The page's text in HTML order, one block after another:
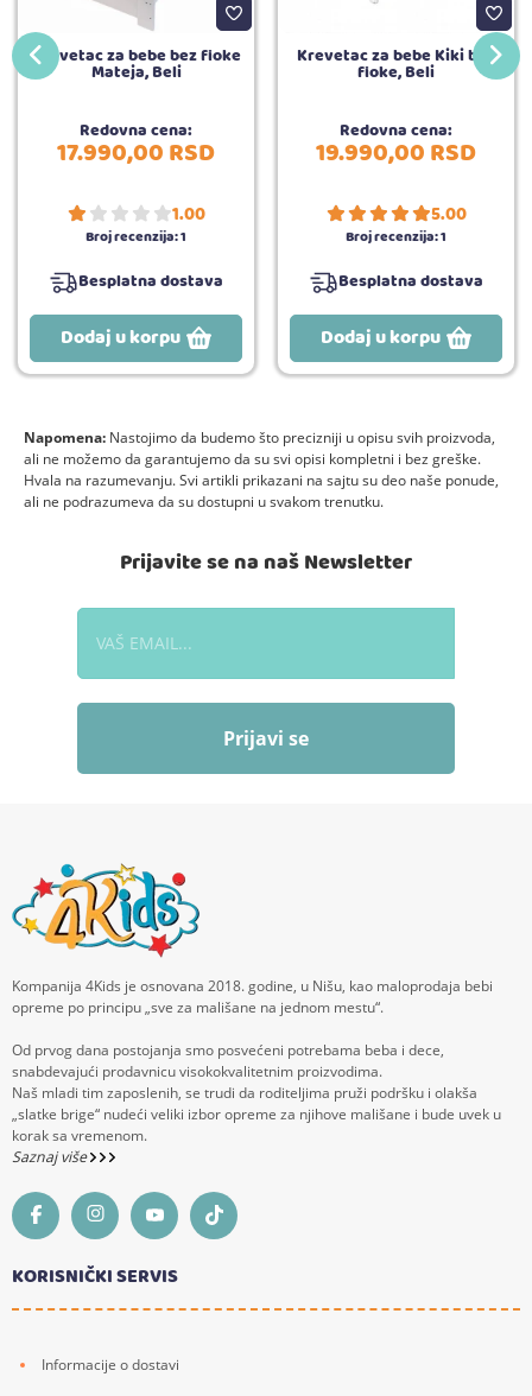
Krevetac za bebe bez fioke
Mateja, Beli
Redovna cena:
17.990,00RSD
1.00
Broj recenzija:1
Besplatna dostava
Dodaj u korpu
Krevetac za bebe Kiki bez
fioke, Beli
Redovna cena:
19.990,00RSD
5.00
Broj recenzija:1
Besplatna dostava
Dodaj u korpu
Napomena: Nastojimo da budemo što precizniji u opisu svih proizvoda,
ali ne možemo da garantujemo da su svi opisi kompletni i bez greške.
Hvala na razumevanju. Svi artikli prikazani na sajtu su deo naše ponude,
ali ne podrazumeva da su dostupni u svakom trenutku.
Prijavite se na naš Newsletter
Prijavi se
Kompanija 4Kids je osnovana 2018. godine, u Nišu, kao maloprodaja bebi
opreme po principu „sve za mališane na jednom mestu“.
Od prvog dana postojanja smo posvećeni potrebama beba i dece,
snabdevajući prodavnicu visokokvalitetnim proizvodima.
Naš mladi tim zaposlenih, se trudi da roditeljima pruži podršku i olakša
„slatke brige“ nudeći veliki izbor opreme za njihove mališane i bude uvek u
korak sa vremenom.
Saznaj više
KORISNIČKI SERVIS
Informacije o dostavi